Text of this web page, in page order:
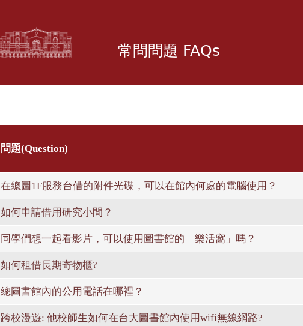
常問問題 FAQs
問題(Question)
在總圖1F服務台借的附件光碟，可以在館內何處的電腦使用？
如何申請借用研究小間？
同學們想一起看影片，可以使用圖書館的「樂活窩」嗎？
如何租借長期寄物櫃?
總圖書館內的公用電話在哪裡？
跨校漫遊: 他校師生如何在台大圖書館內使用wifi無線網路?